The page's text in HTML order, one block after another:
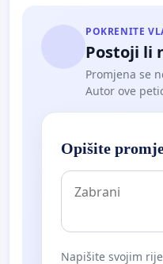
POKRENITE
Postoji li
Promjena se
Autor ove
Opišite
Napišite svojim